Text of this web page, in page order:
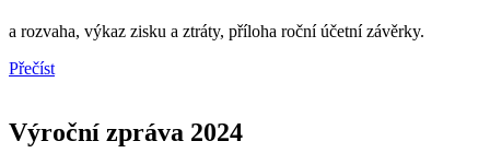
a rozvaha, výkaz zisku a ztráty, příloha roční účetní závěrky.
Přečíst
Výroční zpráva 2024